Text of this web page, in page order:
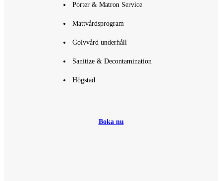
Boka nu
Porter & Matron Service
Mattvårdsprogram
Golvvård underhåll
Sanitize & Decontamination
Högstad